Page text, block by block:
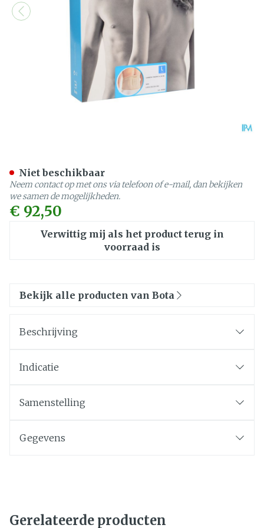
€ 92,50
Verwittig mij als het product terug in
voorraad is
Niet beschikbaar
Neem contact op met ons via telefoon of e-mail, dan bekijken
we samen de mogelijkheden.
Bekijk alle producten van Bota
Beschrijving
Indicatie
Samenstelling
Gegevens
Gerelateerde producten